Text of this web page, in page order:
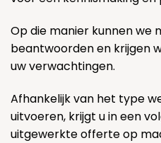
Op die manier kunnen we
beantwoorden en krijgen
uw verwachtingen.
Afhankelijk van het type
uitvoeren, krijgt u in een
uitgewerkte offerte op